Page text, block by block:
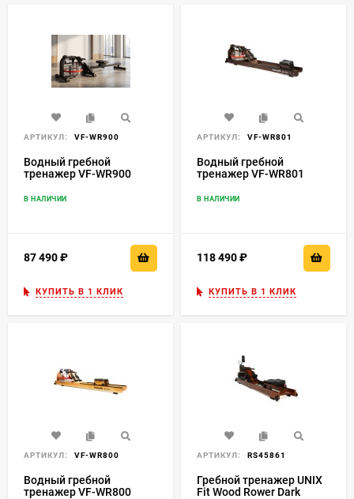
АРТИКУЛ: VF-WR900
Водный гребной
тренажер VF-WR900
В НАЛИЧИИ
87 490
КУПИТЬ В 1 КЛИК
АРТИКУЛ: VF-WR801
Водный гребной
тренажер VF-WR801
В НАЛИЧИИ
118 490
КУПИТЬ В 1 КЛИК
АРТИКУЛ: VF-WR800
Водный гребной
тренажер VF-WR800
АРТИКУЛ: RS45861
Гребной тренажер UNIX
Fit Wood Rower Dark